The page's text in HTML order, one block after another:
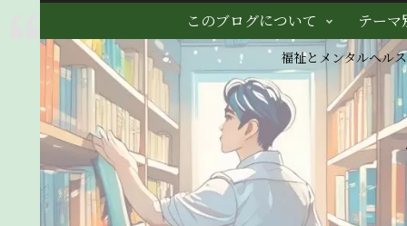
福祉とメンタルヘル
このブログについて テー